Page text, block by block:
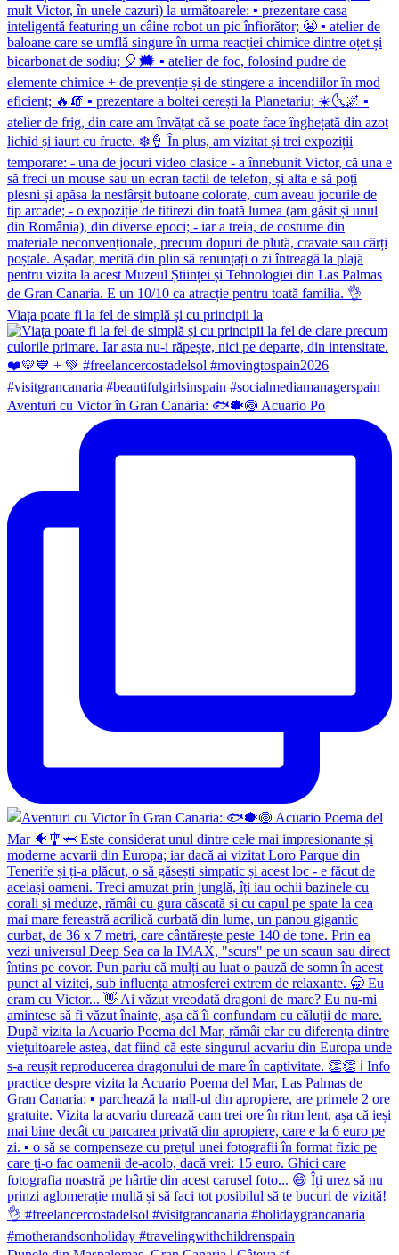
Viața poate fi la fel de simplă și cu principii la
Aventuri cu Victor în Gran Canaria: 🐟🐡🍥 Acuario Po